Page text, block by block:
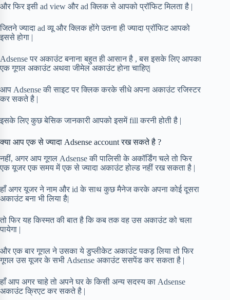
और फिर इसी ad view और ad क्लिक से आपको प्रॉफिट मिलता है |
जितने ज्यादा ad व्यू और क्लिक होंगे उतना ही ज्यादा प्रॉफिट आपको
इससे होगा |
Adsense पर अकाउंट बनाना बहुत ही आसान है , बस इसके लिए आपका
एक गूगल अकाउंट अथवा जीमेल अकाउंट होना चाहिए|
आप Adsense की साइट पर क्लिक करके सीधे अपना अकाउंट रजिस्टर
कर सकते है |
इसके लिए कुछ बेसिक जानकारी आपको इसमें fill करनी होती है |
क्या आप एक से ज्यादा Adsense account रख सकते है ?
नहीं, अगर आप गूगल Adsense की पालिसी के अकॉर्डिंग चले तो फिर
एक यूजर एक समय में एक से ज्यादा अकाउंट होल्ड नहीं रख सकता है |
हाँ अगर यूजर ने नाम और id के साथ कुछ मैनेज करके अपना कोई दूसरा
अकाउंट बना भी लिया है|
तो फिर यह किस्मत की बात है कि कब तक वह उस अकाउंट को चला
पायेगा |
और एक बार गूगल ने उसका ये डुप्लीकेट अकाउंट पकड़ लिया तो फिर
गूगल उस यूजर के सभी Adsense अकाउंट ससपेंड कर सकता है |
हाँ आप अगर चाहे तो अपने घर के किसी अन्य सदस्य का Adsense
अकाउंट क्रिएट कर सकते है |